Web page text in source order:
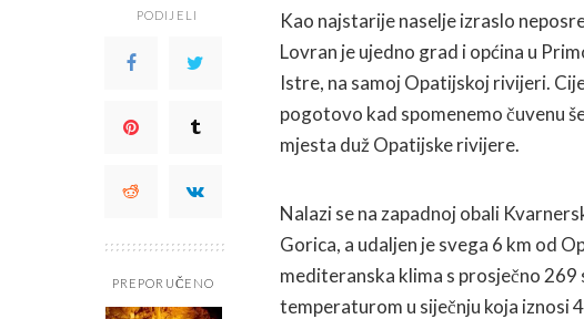
PODIJELI
PREPORUČENO
Kao najstarije naselje izraslo
Lovran je ujedno grad i općina u
Istre, na samoj Opatijskoj rivijeri.
pogotovo kad spomenemo čuvenu
mjesta duž Opatijske rivijere.
Nalazi se na zapadnoj obali
Gorica, a udaljen je svega 6 km od
mediteranska klima s prosječno 269
temperaturom u siječnju koja iznosi